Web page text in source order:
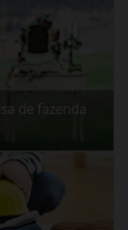
de fazenda